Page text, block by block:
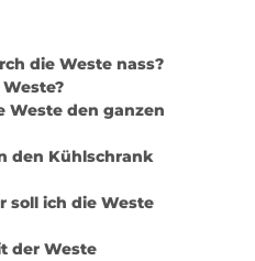
die Weste nass?
Weste den ganzen
den Kühlschrank
soll ich die Weste
der Weste